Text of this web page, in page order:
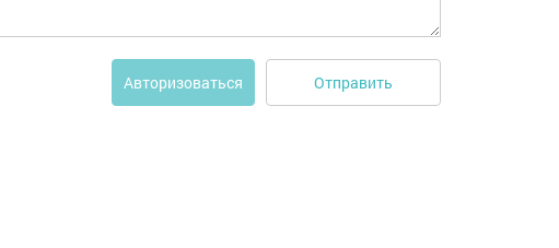
Авторизоваться Отправить